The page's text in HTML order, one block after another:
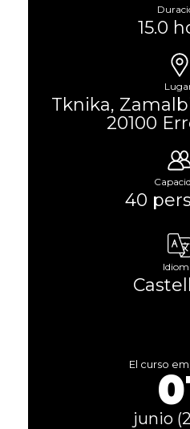
15.0
Tknika,
20100
40
El curso
junio